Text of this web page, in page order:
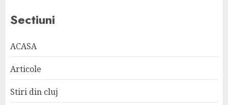
Sectiuni
ACASA
Articole
Stiri din cluj